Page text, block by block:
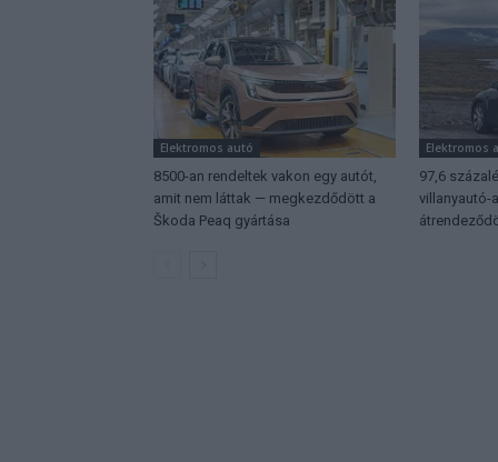
Elektromos autó
8500-an rendeltek vakon egy autót,
amit nem láttak — megkezdődött a
Škoda Peaq gyártása
Elektromos
97,6
villanyautó-